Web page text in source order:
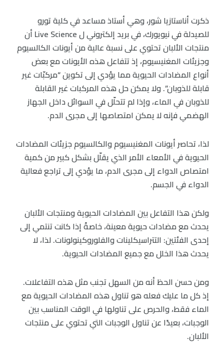
ذكرت أناستازيا شور، وهي أستاذ مساعد في كلية تورو
للصيدلة في نيويورك، في بريد إلكتروني ل Live Science أن
منتجات الألبان تحتوي على نسبة عالية من أيونات الكالسيوم
وجزيئات المغنيسيوم، إذ تتفاعل هذه الأيونات مع بعض
أنواع المضادات الحيوية مما يؤدي إلى تكوين “مركبّات غير
قابلة للذوبان”. ولا يمكن حل هذه المركبات غير القابلة
للذوبان في الماء، وإذا لم تتحلّل في السوائل داخل الجهاز
الهضمي فإنه لا يمكن امتصاصها إلى مجرى الدم.
لذا، تحاصر أيونات المغنيسيوم والكالسيوم جزيئات المضادات
الحيوية في الأمعاء الأمر الذي يقلّل بشكل كبير من كمية
امتصاص الدواء إلى مجرى الدم، ما يؤدي إلى تراجع فعالية
الدواء في الجسم.
ولكن هذا التفاعل بين المضادات الحيوية ومنتجات الألبان
يحدث مع مضادات حيوية معينة، خاصةً إذا كانت تنتمي إلى
إحدى الفئتين: التتراسيكلينات والفلوروكينولونات. لذا، لا
يحدث هذا الخلل مع جميع المضادات الحيوية.
ومن حسن الحظ أنه من السهل تجنب مثل هذه التفاعلات.
إذ كل ما عليك فعله هو تناول هذه المضادات الحيوية مع
الماء فقط، والحرص على تناولها في الوقت المناسب بين
الوجبات، بعيدًا عن تناول الوجبات التي تحتوي على منتجات
الألبان.